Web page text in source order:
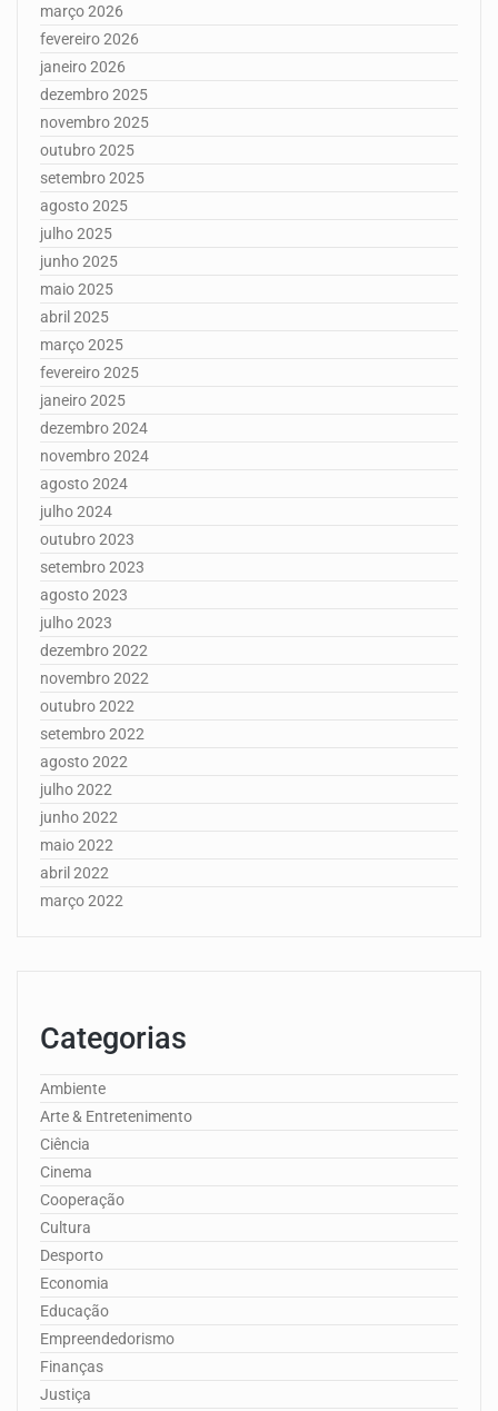
março 2026
fevereiro 2026
janeiro 2026
dezembro 2025
novembro 2025
outubro 2025
setembro 2025
agosto 2025
julho 2025
junho 2025
maio 2025
abril 2025
março 2025
fevereiro 2025
janeiro 2025
dezembro 2024
novembro 2024
agosto 2024
julho 2024
outubro 2023
setembro 2023
agosto 2023
julho 2023
dezembro 2022
novembro 2022
outubro 2022
setembro 2022
agosto 2022
julho 2022
junho 2022
maio 2022
abril 2022
março 2022
Categorias
Ambiente
Arte & Entretenimento
Ciência
Cinema
Cooperação
Cultura
Desporto
Economia
Educação
Empreendedorismo
Finanças
Justiça